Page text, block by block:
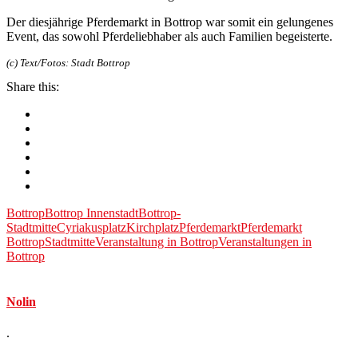
Der diesjährige Pferdemarkt in Bottrop war somit ein gelungenes
Event, das sowohl Pferdeliebhaber als auch Familien begeisterte.
(c) Text/Fotos: Stadt Bottrop
Share this:
BottropBottrop InnenstadtBottrop-
StadtmitteCyriakusplatzKirchplatzPferdemarktPferdemarkt
BottropStadtmitteVeranstaltung in BottropVeranstaltungen in
Bottrop
Nolin
.